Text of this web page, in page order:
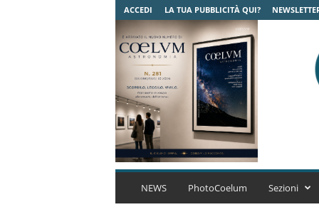
ACCEDI LA TUA PUBBLICITÀ QUI?
C
NEWS PhotoCoelum Sezioni